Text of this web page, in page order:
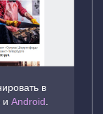
в
и Android.